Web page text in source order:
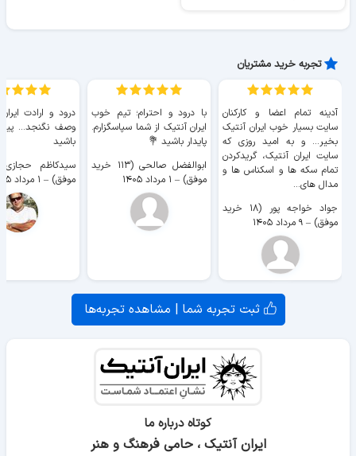
تجربه خرید مشتریان
آدینه تمام اعضا و کارکنان
سایت بسیار خوب ايران آنتیک
بخیر... و به امید روزی که
سایت ايران آنتیک، گریدکردن
تمام سکه ها و اسکناس ها و
مدال های...
جواد خواجه پور (۱۸ خرید
موفق) – ۹ مرداد ۱۴۰۵
با درود و احترام؛ تیم خوب
ایران آنتیک از شما سپاسگزارم.
پایدار باشید 💐
ابوالفضل صالحی (۱۱۳ خرید
موفق) – ۱ مرداد ۱۴۰۵
درود و ارادت
وصف نگنجد...
باشید
موفق) – ۱ مرداد ۱۴۰۵
ثبت تجربه شما | مشاهده تجربه‌ها
کوتاه درباره ما
ایران آنتیک ، حامی فرهنگ و هنر